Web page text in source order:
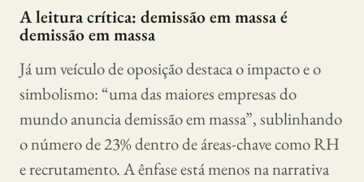
A leitura crítica: demissão em massa é
demissão em massa
Já um veículo de oposição destaca o impacto e o
simbolismo: “uma das maiores empresas do
mundo anuncia demissão em massa”, sublinhando
o número de 23% dentro de áreas-chave como RH
e recrutamento. A ênfase está menos na narrativa